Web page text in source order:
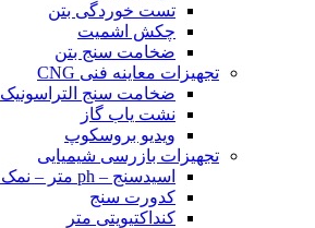
تست خوردگی بتن
چکش اشمیت
ضخامت سنج بتن
تجهیزات معاینه فنی CNG
ضخامت سنج التراسونیک
نشت یاب گاز
ویدیو بروسکوپ
تجهیزات بازرسی شیمیایی
اسیدسنج – ph متر – نمک سنج
کدورت سنج
کنداکتیویتی متر